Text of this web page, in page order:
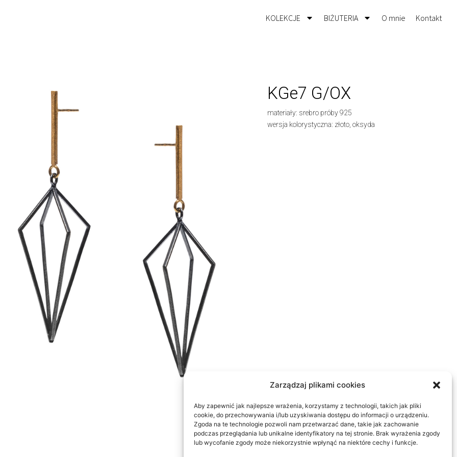
Zarządzaj plikami cookies
Aby zapewnić jak najlepsze wrażenia, korzystamy z technologii, takich jak pliki
cookie, do przechowywania i/lub uzyskiwania dostępu do informacji o urządzeniu.
Zgoda na te technologie pozwoli nam przetwarzać dane, takie jak zachowanie
podczas przeglądania lub unikalne identyfikatory na tej stronie. Brak wyrażenia zgody
lub wycofanie zgody może niekorzystnie wpłynąć na niektóre cechy i funkcje.
KOLEKCJE BIŻUTERIA O mnie Kontakt
KGe7 G/OX
materiały: srebro próby 925
wersja kolorystyczna: złoto, oksyda